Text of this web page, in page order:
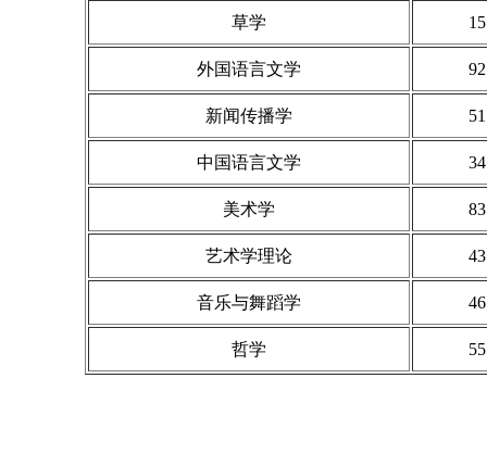
草学 15
外国语言文学 92
新闻传播学 51
中国语言文学 34
美术学 83
艺术学理论 43
音乐与舞蹈学 46
哲学 55